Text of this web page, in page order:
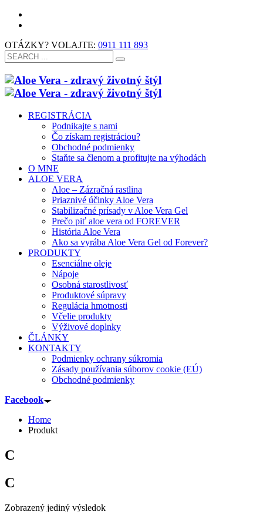
OTÁZKY? VOLAJTE: 0911 111 893
REGISTRÁCIA
Podnikajte s nami
Čo získam registráciou?
Obchodné podmienky
Staňte sa členom a profitujte na výhodách
O MNE
ALOE VERA
Aloe – Zázračná rastlina
Priaznivé účinky Aloe Vera
Stabilizačné prísady v Aloe Vera Gel
Prečo piť aloe vera od FOREVER
História Aloe Vera
Ako sa vyrába Aloe Vera Gel od Forever?
PRODUKTY
Esenciálne oleje
Nápoje
Osobná starostlivosť
Produktové súpravy
Regulácia hmotnosti
Včelie produkty
Výživové doplnky
ČLÁNKY
KONTAKTY
Podmienky ochrany súkromia
Zásady používania súborov cookie (EÚ)
Obchodné podmienky
Facebook
Home
Produkt
C
C
Zobrazený jediný výsledok